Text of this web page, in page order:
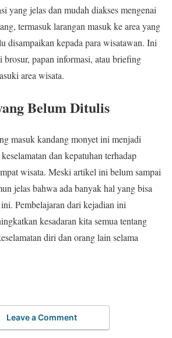
yang jelas dan mudah diakses mengenai
termasuk larangan masuk ke area yang
disampaikan kepada para wisatawan. Ini
papan informasi, atau briefing
area wisata.
Belum Ditulis
masuk kandang monyet ini menjadi
dan kepatuhan terhadap
wisata. Meski artikel ini belum sampai
jelas bahwa ada banyak hal yang bisa
Pembelajaran dari kejadian ini
kesadaran kita semua tentang
diri dan orang lain selama
Leave a Comment